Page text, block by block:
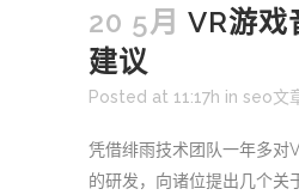
20 5月 VR游戏
建议
Posted at 11:17h in seo文
凭借绯雨技术团队一年多对
的研发，向诸位提出几个关